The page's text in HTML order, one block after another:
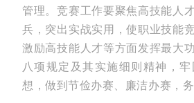
管理。竞赛工作要聚焦高技能人
兵，突出实战实用，使职业技能
激励高技能人才等方面发挥最大
八项规定及其实施细则精神，
想，做到节俭办赛、廉洁办赛，务